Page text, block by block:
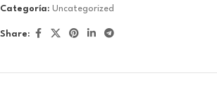
Categoría: Uncategorized
Share: